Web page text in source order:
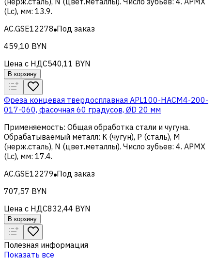
(Lc), мм: 13.9.
AC.GSE12278 Под заказ
459,10 BYN
Цена с НДС540,11 BYN
В корзину
Фреза концевая твердосплавная APL100-HACM4-200-
017-060, фасочная 60 градусов, ØD 20 мм
Применяемость: Общая обработка стали и чугуна.
Обрабатываемый металл: K (чугун), Р (сталь), M
(нерж.сталь), N (цвет.металлы). Число зубьев: 4. APMX
(Lc), мм: 17.4.
AC.GSE12279 Под заказ
707,57 BYN
Цена с НДС832,44 BYN
В корзину
Полезная информация
Показать все